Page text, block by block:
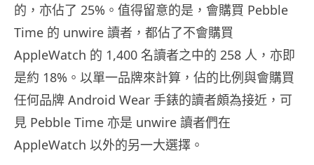
的，亦佔了 25%。值得留意的是，會購買 Pebble
Time 的 unwire 讀者，都佔了不會購買
AppleWatch 的 1,400 名讀者之中的 258 人，亦即
是約 18%。以單一品牌來計算，佔的比例與會購買
任何品牌 Android Wear 手錶的讀者頗為接近，可
見 Pebble Time 亦是 unwire 讀者們在
AppleWatch 以外的另一大選擇。